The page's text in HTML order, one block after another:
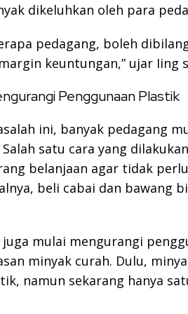
dikeluhkan oleh para
pedagang, boleh
keuntungan,” ujar Iing
Penggunaan Plastik
ini, banyak pedagang
satu cara yang
belanjaan agar tidak
beli cabai dan bawang
mulai mengurangi
minyak curah. Dulu,
namun sekarang hanya